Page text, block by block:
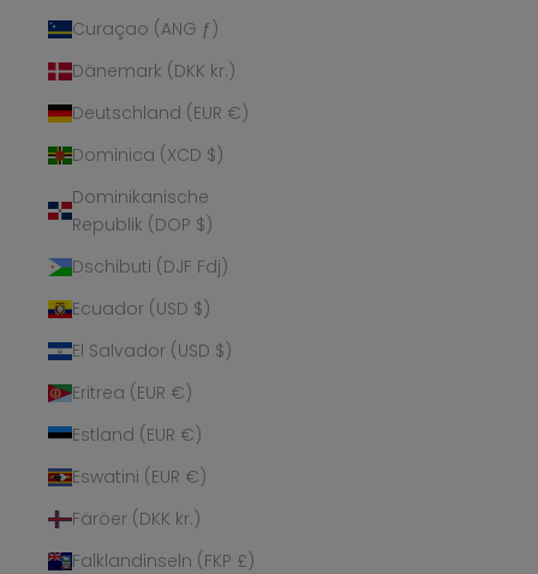
Curaçao (ANG ƒ)
Dänemark (DKK kr.)
Deutschland (EUR €)
Dominica (XCD $)
Dominikanische
Republik (DOP $)
Dschibuti (DJF Fdj)
Ecuador (USD $)
El Salvador (USD $)
Eritrea (EUR €)
Estland (EUR €)
Eswatini (EUR €)
Färöer (DKK kr.)
Falklandinseln (FKP £)